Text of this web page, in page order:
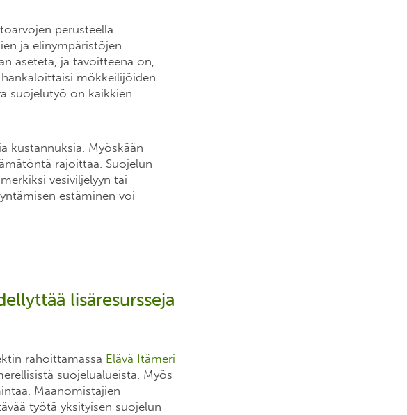
perusteella.
ja elinympäristöjen
aseteta, ja tavoitteena on,
mökkeilijöiden
suojelutyö on kaikkien
kustannuksia. Myöskään
rajoittaa. Suojelun
vesiviljelyyn tai
estäminen voi
lisäresursseja
rahoittamassa Elävä Itämeri
suojelualueista. Myös
Maanomistajien
työtä yksityisen suojelun